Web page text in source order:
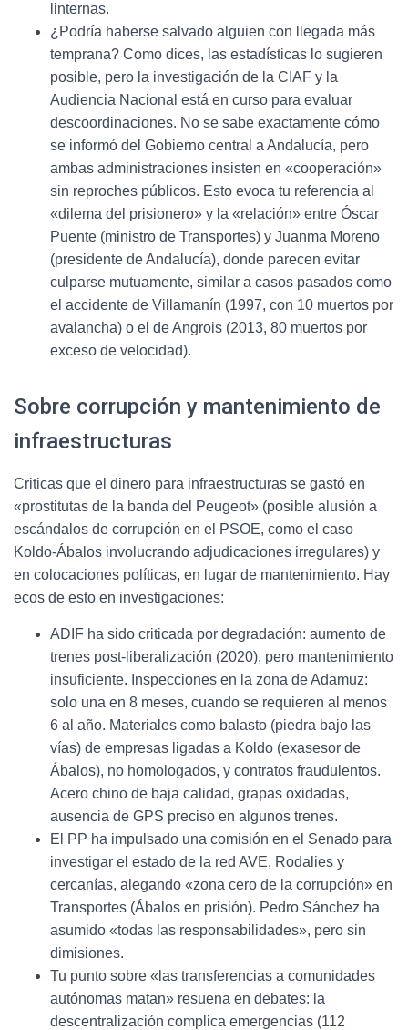
linternas.
¿Podría haberse salvado alguien con llegada más
temprana? Como dices, las estadísticas lo sugieren
posible, pero la investigación de la CIAF y la
Audiencia Nacional está en curso para evaluar
descoordinaciones. No se sabe exactamente cómo
se informó del Gobierno central a Andalucía, pero
ambas administraciones insisten en «cooperación»
sin reproches públicos. Esto evoca tu referencia al
«dilema del prisionero» y la «relación» entre Óscar
Puente (ministro de Transportes) y Juanma Moreno
(presidente de Andalucía), donde parecen evitar
culparse mutuamente, similar a casos pasados como
el accidente de Villamanín (1997, con 10 muertos por
avalancha) o el de Angrois (2013, 80 muertos por
exceso de velocidad).
Sobre corrupción y mantenimiento de
infraestructuras
Criticas que el dinero para infraestructuras se gastó en
«prostitutas de la banda del Peugeot» (posible alusión a
escándalos de corrupción en el PSOE, como el caso
Koldo-Ábalos involucrando adjudicaciones irregulares) y
en colocaciones políticas, en lugar de mantenimiento. Hay
ecos de esto en investigaciones:
ADIF ha sido criticada por degradación: aumento de
trenes post-liberalización (2020), pero mantenimiento
insuficiente. Inspecciones en la zona de Adamuz:
solo una en 8 meses, cuando se requieren al menos
6 al año. Materiales como balasto (piedra bajo las
vías) de empresas ligadas a Koldo (exasesor de
Ábalos), no homologados, y contratos fraudulentos.
Acero chino de baja calidad, grapas oxidadas,
ausencia de GPS preciso en algunos trenes.
El PP ha impulsado una comisión en el Senado para
investigar el estado de la red AVE, Rodalies y
cercanías, alegando «zona cero de la corrupción» en
Transportes (Ábalos en prisión). Pedro Sánchez ha
asumido «todas las responsabilidades», pero sin
dimisiones.
Tu punto sobre «las transferencias a comunidades
autónomas matan» resuena en debates: la
descentralización complica emergencias (112